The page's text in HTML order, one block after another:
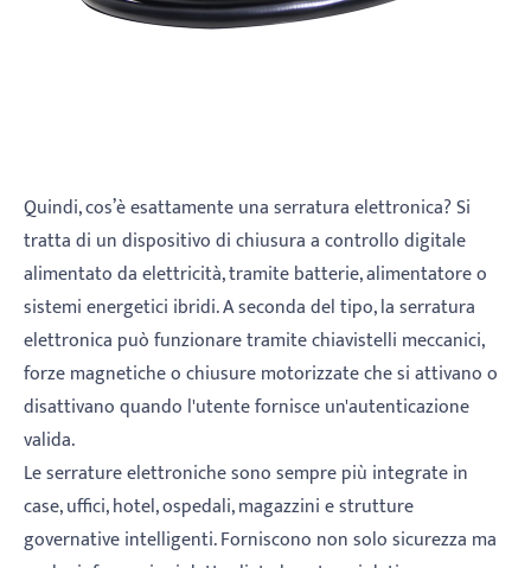
Quindi, cos’è esattamente una serratura elettronica? Si
tratta di un dispositivo di chiusura a controllo digitale
alimentato da elettricità, tramite batterie, alimentatore o
sistemi energetici ibridi. A seconda del tipo, la serratura
elettronica può funzionare tramite chiavistelli meccanici,
forze magnetiche o chiusure motorizzate che si attivano o
disattivano quando l'utente fornisce un'autenticazione
valida.
Le serrature elettroniche sono sempre più integrate in
case, uffici, hotel, ospedali, magazzini e strutture
governative intelligenti. Forniscono non solo sicurezza ma